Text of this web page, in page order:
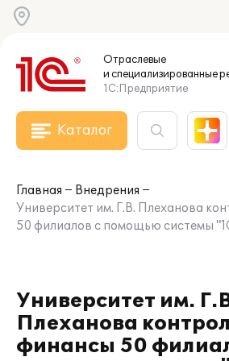
Отраслевые
и специализированные
1С:Предприятие
Каталог
Главная
Внедрения
Университет им. Г.В. Плеханова
50 филиалов с помощью системы
Университет им.
Плеханова
финансы 50